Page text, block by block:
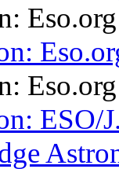
Eso.org
Eso.org